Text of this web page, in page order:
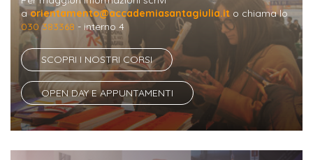
aorientamento@accademiasantagiulia.it o chiama lo
030 383368 - interno 4
SCOPRI I NOSTRI CORSI
OPEN DAY E APPUNTAMENTI